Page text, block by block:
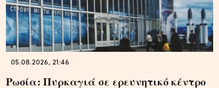
05.08.2026, 21:46
Ρωσία: Πυρκαγιά σε ερευνητικό κέντρο